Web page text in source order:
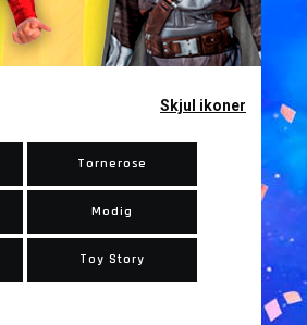
Skjul ikoner
Tornerose
Modig
Toy Story